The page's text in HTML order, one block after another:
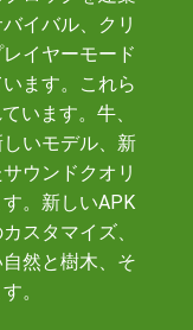
イバル、クリ
イヤーモード
ます。これら
います。牛、
いモデル、新
ウンドクオリ
。新しいAPK
スタマイズ、
然と樹木、そ
。